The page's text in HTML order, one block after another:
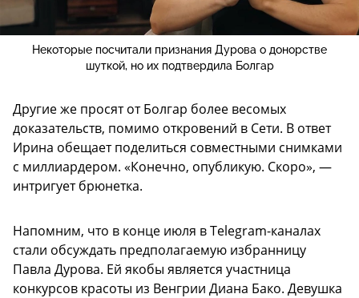
Некоторые посчитали признания Дурова о донорстве
шуткой, но их подтвердила Болгар
Другие же просят от Болгар более весомых
доказательств, помимо откровений в Сети. В ответ
Ирина обещает поделиться совместными снимками
с миллиардером. «Конечно, опубликую. Скоро», —
интригует брюнетка.
Напомним, что в конце июля в Telegram-каналах
стали обсуждать предполагаемую избранницу
Павла Дурова. Ей якобы является участница
конкурсов красоты из Венгрии Диана Бако. Девушка